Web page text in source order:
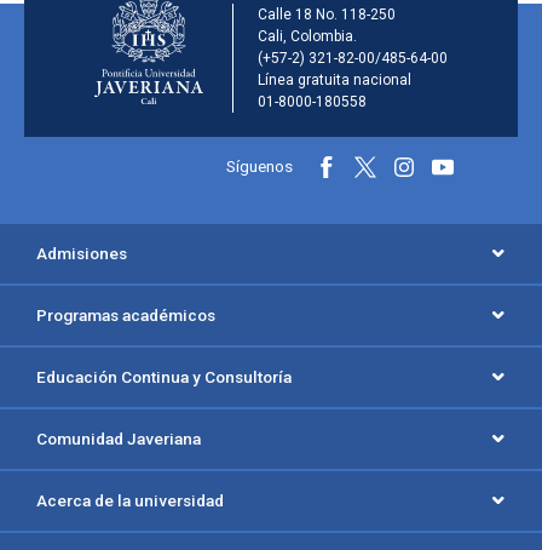
Información de la
Calle 18 No. 118-250
Cali, Colombia.
(+57-2) 321-82-00/485-64-00
Línea gratuita nacional
01-8000-180558
Información y redes sociales
Síguenos
Menú principal del footer
Admisiones
Programas académicos
Educación Continua y Consultoría
Comunidad Javeriana
Acerca de la universidad